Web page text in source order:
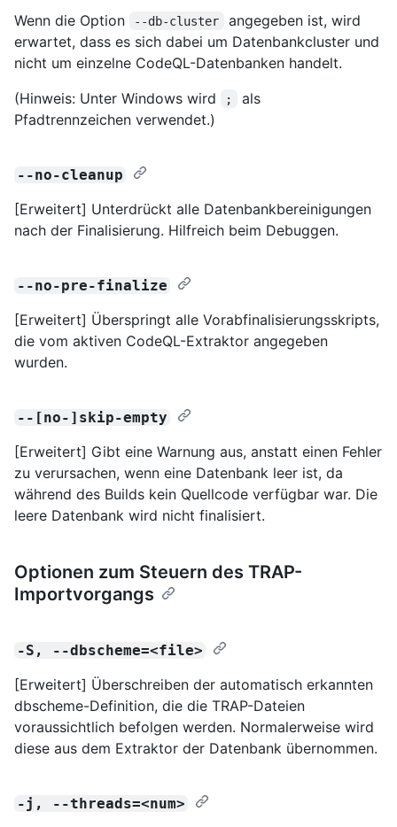
Wenn die Option --db-cluster
angegeben ist, wird
erwartet, dass es sich dabei um Datenbankcluster und
nicht um einzelne CodeQL-Datenbanken handelt.
(Hinweis: Unter Windows wird
;
als
Pfadtrennzeichen verwendet.)
--no-cleanup
[Erweitert] Unterdrückt alle Datenbankbereinigungen
nach der Finalisierung. Hilfreich beim Debuggen.
--no-pre-finalize
[Erweitert] Überspringt alle Vorabfinalisierungsskripts,
die vom aktiven CodeQL-Extraktor angegeben
wurden.
--[no-]skip-empty
[Erweitert] Gibt eine Warnung aus, anstatt einen Fehler
zu verursachen, wenn eine Datenbank leer ist, da
während des Builds kein Quellcode verfügbar war. Die
leere Datenbank wird nicht finalisiert.
Optionen zum Steuern des TRAP-
Importvorgangs
-S, --dbscheme=<file>
[Erweitert] Überschreiben der automatisch erkannten
dbscheme-Definition, die die TRAP-Dateien
voraussichtlich befolgen werden. Normalerweise wird
diese aus dem Extraktor der Datenbank übernommen.
-j, --threads=<num>